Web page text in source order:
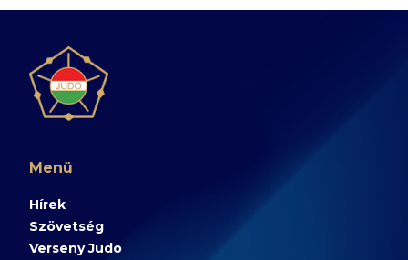
Menü
Hírek
Szövetség
Verseny Judo